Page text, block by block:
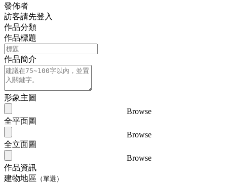
發佈者
訪客請先登入
作品分類
作品標題
作品簡介
形象主圖
Browse
全平面圖
Browse
全立面圖
Browse
作品資訊
建物地區 （單選）